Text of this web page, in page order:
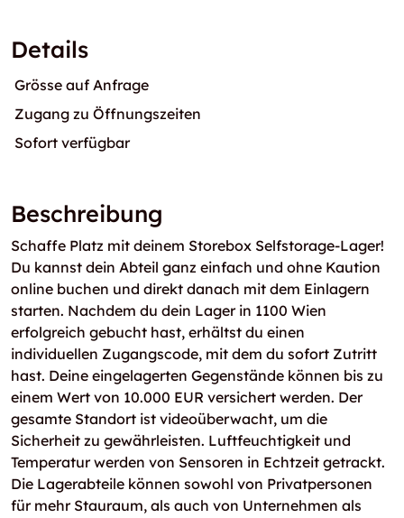
Details
Grösse auf Anfrage
Zugang zu Öffnungszeiten
Sofort verfügbar
Beschreibung
Schaffe Platz mit deinem Storebox Selfstorage-Lager!
Du kannst dein Abteil ganz einfach und ohne Kaution
online buchen und direkt danach mit dem Einlagern
starten. Nachdem du dein Lager in 1100 Wien
erfolgreich gebucht hast, erhältst du einen
individuellen Zugangscode, mit dem du sofort Zutritt
hast. Deine eingelagerten Gegenstände können bis zu
einem Wert von 10.000 EUR versichert werden. Der
gesamte Standort ist videoüberwacht, um die
Sicherheit zu gewährleisten. Luftfeuchtigkeit und
Temperatur werden von Sensoren in Echtzeit getrackt.
Die Lagerabteile können sowohl von Privatpersonen
für mehr Stauraum, als auch von Unternehmen als